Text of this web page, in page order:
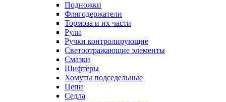
Подножки
Флягодержатели
Тормоза и их части
Рули
Ручки контролирующие
Светоотражающие элементы
Смазки
Шифтеры
Хомуты подседельные
Цепи
Седла